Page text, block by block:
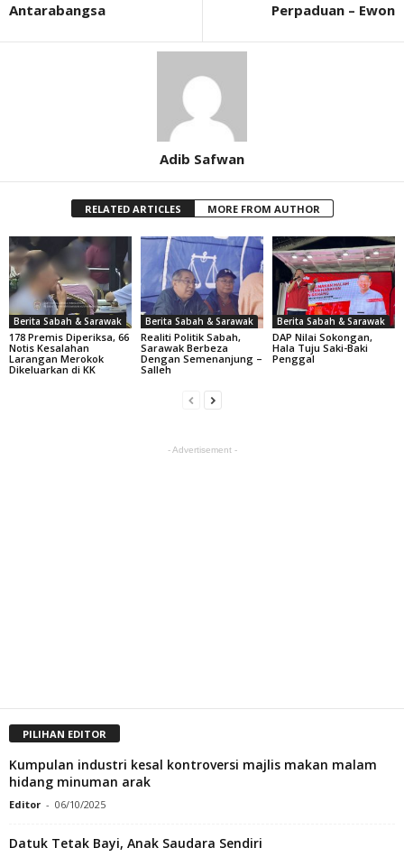
Antarabangsa
Perpaduan – Ewon
Adib Safwan
RELATED ARTICLES MORE FROM AUTHOR
Berita Sabah & Sarawak
178 Premis Diperiksa, 66
Notis Kesalahan
Larangan Merokok
Dikeluarkan di KK
Berita Sabah & Sarawak
Realiti Politik Sabah,
Sarawak Berbeza
Dengan Semenanjung –
Salleh
Berita Sabah & Sarawak
DAP Nilai Sokongan,
Hala Tuju Saki-Baki
Penggal
- Advertisement -
PILIHAN EDITOR
Kumpulan industri kesal kontroversi majlis makan malam
hidang minuman arak
Editor - 06/10/2025
Datuk Tetak Bayi, Anak Saudara Sendiri